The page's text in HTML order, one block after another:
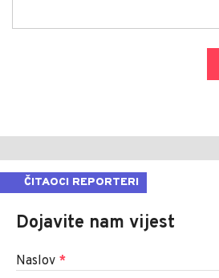
ČITAOCI REPORTERI
Dojavite nam vijest
Naslov *